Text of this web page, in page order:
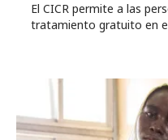
El CICR permite a las
tratamiento gratuito en